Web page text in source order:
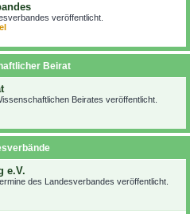
veröffentlicht.
Beirat
Beirates veröffentlicht.
e.V.
des Landesverbandes veröffentlicht.